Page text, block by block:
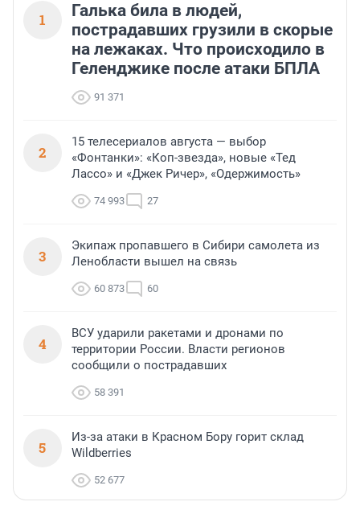
1
Галька била в людей,
пострадавших грузили в скорые
на лежаках. Что происходило в
Геленджике после атаки БПЛА
91 371
2
15 телесериалов августа — выбор
«Фонтанки»: «Коп-звезда», новые «Тед
Лассо» и «Джек Ричер», «Одержимость»
74 993 27
3
Экипаж пропавшего в Сибири самолета из
Ленобласти вышел на связь
60 873 60
4
ВСУ ударили ракетами и дронами по
территории России. Власти регионов
сообщили о пострадавших
58 391
5
Из-за атаки в Красном Бору горит склад
Wildberries
52 677